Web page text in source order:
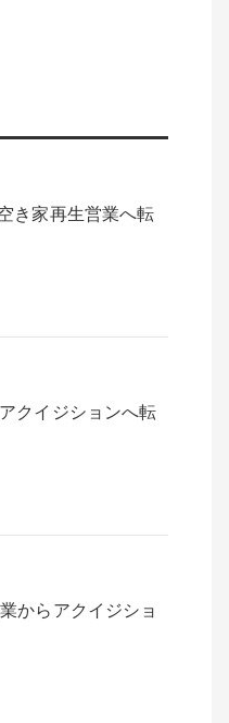
き家再生営業へ転
アクイジションへ転
から アクイジショ